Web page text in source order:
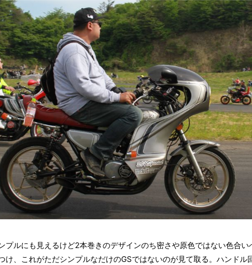
プルにも見えるけど2本巻きのデザインのち密さや原色ではない色合い
け、これがただシンプルなだけのGSではないのが見て取る。ハンドル